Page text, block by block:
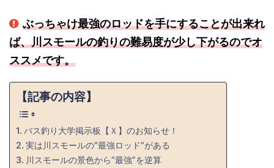
ぶっちゃけ最強のロッドを手にすることが出来れ
ば、川スモールの釣りの難易度が少し下がるのでオ
ススメです。
【記事の内容】
バス釣り大学掲示板【Ｘ】のお知らせ！
実は川スモールの“最強ロッド”がある
川スモールの景色から“最強”を逆算